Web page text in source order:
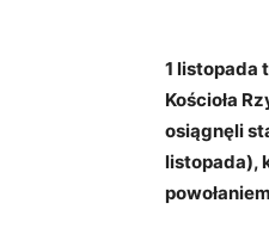
1 listopada
Kościoła
osiągnęli
listopada),